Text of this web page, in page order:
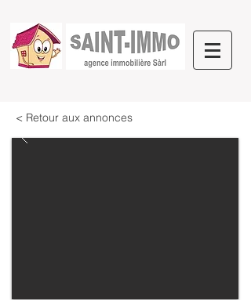
< Retour aux annonces